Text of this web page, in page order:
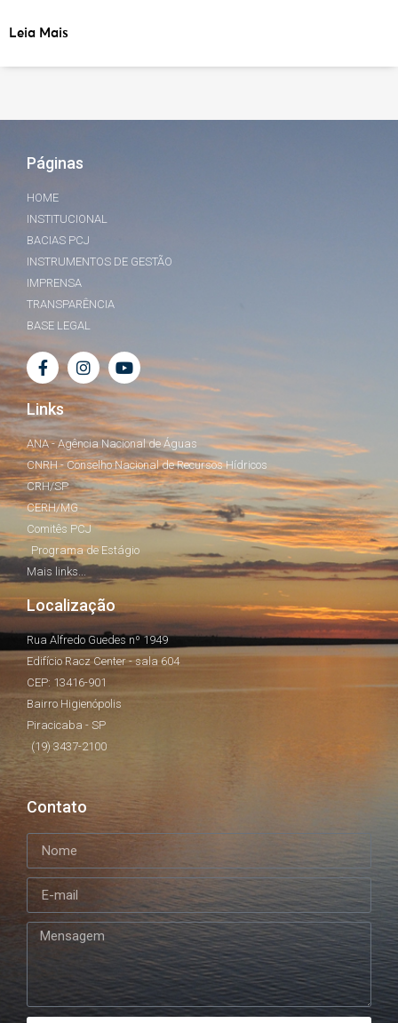
Leia Mais
Páginas
HOME
INSTITUCIONAL
BACIAS PCJ
INSTRUMENTOS DE GESTÃO
IMPRENSA
TRANSPARÊNCIA
BASE LEGAL
Links
ANA - Agência Nacional de Águas
CNRH - Conselho Nacional de Recursos Hídricos
CRH/SP
CERH/MG
Comitês PCJ
Programa de Estágio
Mais links...
Localização
Rua Alfredo Guedes nº 1949
Edifício Racz Center - sala 604
CEP: 13416-901
Bairro Higienópolis
Piracicaba - SP
(19) 3437-2100
Contato